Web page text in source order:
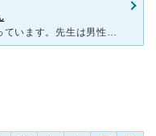
学生時代から何年も通ってお世話になっています。先生は男性で、その他歯科衛生士さん等のスタッフは女性です。院内は清潔感があり、先生がどっしりしているからなのか、落ち着いた雰囲気があり、安心してお任せでき